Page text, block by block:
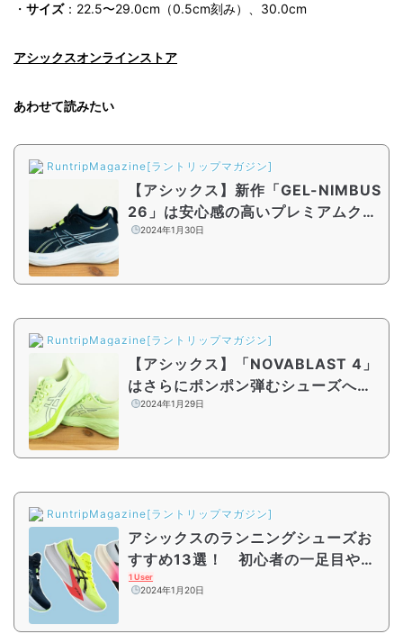
・ サイズ：22.5〜29.0cm（0.5cm刻み）、30.0cm
アシックスオンラインストア
あわせて読みたい
RuntripMagazine[ラントリップマガジン]
【アシックス】新作「GEL-NIMBUS
26」は安心感の高いプレミアムクッ
ショニングシューズ。気になる進化
2024年1月30日
RuntripMagazine[ラントリップマガジン]
【アシックス】「NOVABLAST 4」
はさらにポンポン弾むシューズへ進
化!?環境にも配慮された最新作をレ
2024年1月29日
RuntripMagazine[ラントリップマガジン]
アシックスのランニングシューズお
すすめ13選！ 初心者の一足目や新
作シューズを紹介
1 User
2024年1月20日